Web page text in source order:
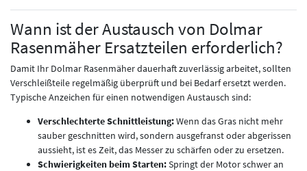
Wann ist der Austausch von Dolmar
Rasenmäher Ersatzteilen erforderlich?
Damit Ihr Dolmar Rasenmäher dauerhaft zuverlässig arbeitet, sollten
Verschleißteile regelmäßig überprüft und bei Bedarf ersetzt werden.
Typische Anzeichen für einen notwendigen Austausch sind:
Verschlechterte Schnittleistung:Wenn das Gras nicht mehr
sauber geschnitten wird, sondern ausgefranst oder abgerissen
aussieht, ist es Zeit, das Messer zu schärfen oder zu ersetzen.
Schwierigkeiten beim Starten:Springt der Motor schwer an